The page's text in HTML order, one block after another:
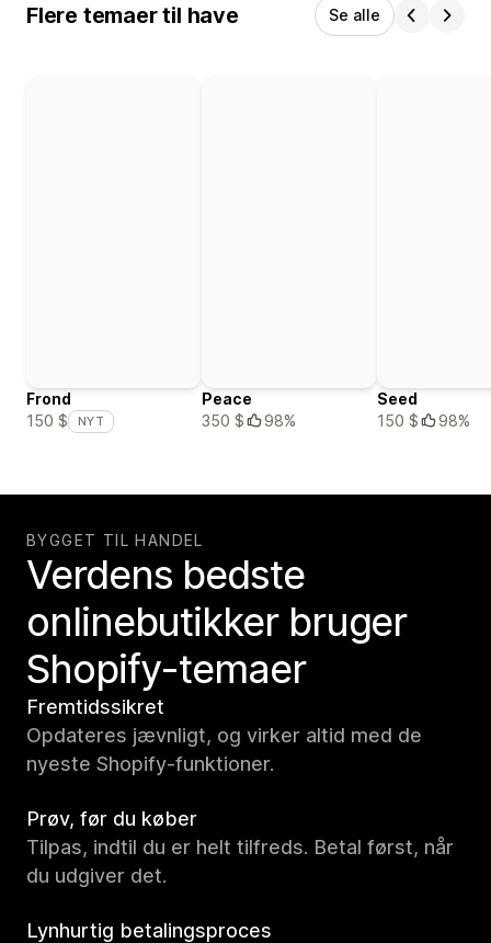
Flere temaer til have Se alle
Frond
150 $
NYT
Peace
350 $
98%
Seed
150 $
98%
BYGGET TIL HANDEL
Verdens bedste
onlinebutikker bruger
Shopify-temaer
Fremtidssikret
Opdateres jævnligt, og virker altid med de
nyeste Shopify-funktioner.
Prøv, før du køber
Tilpas, indtil du er helt tilfreds. Betal først, når
du udgiver det.
Lynhurtig betalingsproces